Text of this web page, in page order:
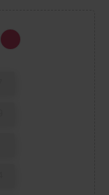
Dragon Fruit